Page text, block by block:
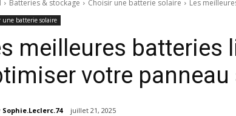
Batteries & stockage Choisir une batterie solaire Les
une batterie solaire
meilleures batteries
votre panneau
Sophie.Leclerc.74 juillet 21, 2025